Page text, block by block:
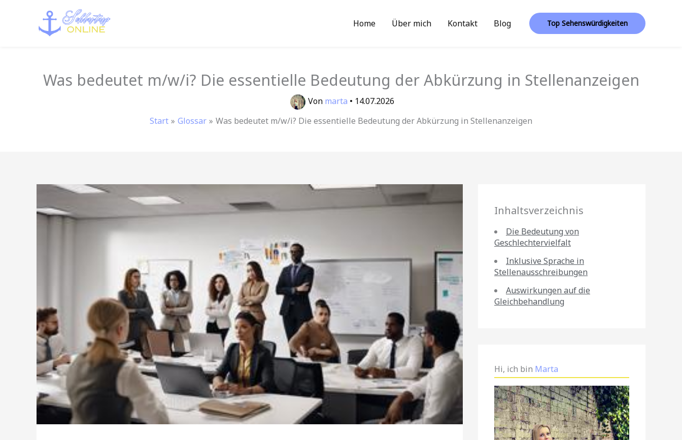
Home Über mich Kontakt Blog Top Sehenswürdigkeiten
Was bedeutet m/w/i? Die essentielle Bedeutung der Abkürzung in Stellenanzeigen
Von marta • 14.07.2026
Start
Glossar Was bedeutet m/w/i? Die essentielle Bedeutung der Abkürzung in Stellenanzeigen
Inhaltsverzeichnis
Die Bedeutung von
Geschlechtervielfalt
Inklusive Sprache in
Stellenausschreibungen
Auswirkungen auf die
Gleichbehandlung
Hi, ich bin Marta